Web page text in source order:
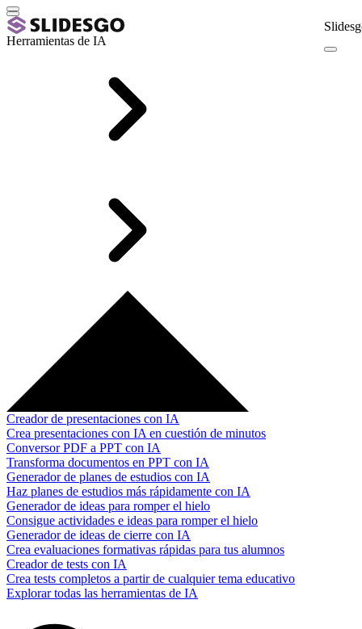
Herramientas de IA
Creador de presentaciones con IA
Crea presentaciones con IA en cuestión de minutos
Conversor PDF a PPT con IA
Transforma documentos en PPT con IA
Generador de planes de estudios con IA
Haz planes de estudios más rápidamente con IA
Generador de ideas para romper el hielo
Consigue actividades e ideas para romper el hielo
Generador de ideas de cierre con IA
Crea evaluaciones formativas rápidas para tus alumnos
Creador de tests con IA
Crea tests completos a partir de cualquier tema educativo
Explorar todas las herramientas de IA